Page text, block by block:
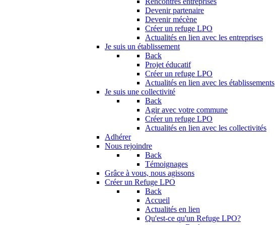
Devenir partenaire
Devenir mécène
Créer un refuge LPO
Actualités en lien avec les entreprises
Je suis un établissement
Back
Projet éducatif
Créer un refuge LPO
Actualités en lien avec les établissements
Je suis une collectivité
Back
Agir avec votre commune
Créer un refuge LPO
Actualités en lien avec les collectivités
Adhérer
Nous rejoindre
Back
Témoignages
Grâce à vous, nous agissons
Créer un Refuge LPO
Back
Accueil
Actualités en lien
Qu'est-ce qu'un Refuge LPO?